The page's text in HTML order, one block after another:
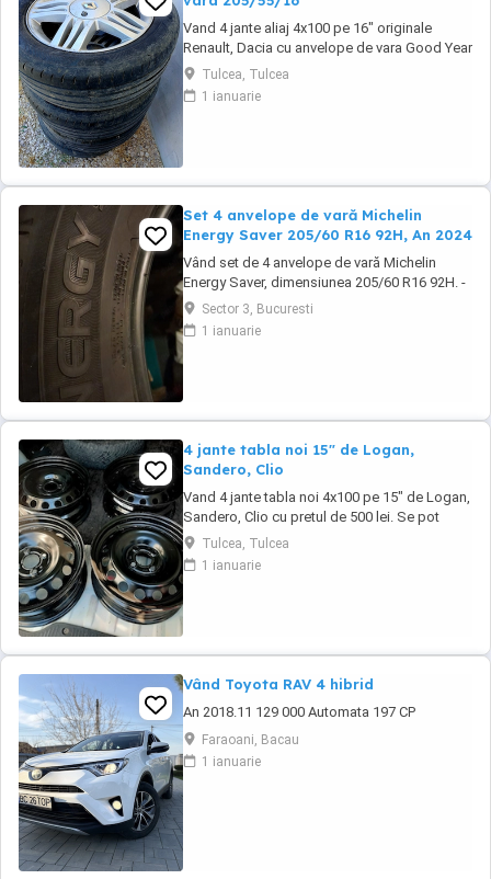
Vand 4 jante aliaj 4x100 pe 16" originale
Renault, Dacia cu anvelope de vara Good Year
205/55/16" cu pretul de 1000 lei. Se pot
achizitiona doar din Tulcea, NU se pot trimite
prin curier.
Tulcea, Tulcea
1 ianuarie
Set 4 anvelope de vară Michelin
Energy Saver 205/60 R16 92H, An 2024
Vând set de 4 anvelope de vară Michelin
Energy Saver, dimensiunea 205/60 R16 92H. -
DOT 3424 (fabricate în săptămâna 34 din
2024) - Marcă premium Michelin - Profil în
stare foarte bună (conform fotografiilor) -
Sector 3, Bucuresti
1 ianuarie
4 jante tabla noi 15" de Logan,
Sandero, Clio
Vand 4 jante tabla noi 4x100 pe 15" de Logan,
Sandero, Clio cu pretul de 500 lei. Se pot
achizitiona doar din Tulcea, NU se trimit prin
curier.
Tulcea, Tulcea
1 ianuarie
Vând Toyota RAV 4 hibrid
An 2018.11 129 000 Automata 197 CP
Faraoani, Bacau
1 ianuarie